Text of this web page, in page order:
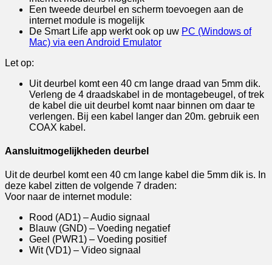
Een tweede deurbel en scherm toevoegen aan de
internet module is mogelijk
De Smart Life app werkt ook op uw PC (Windows of
Mac) via een Android Emulator
Let op:
Uit deurbel komt een 40 cm lange draad van 5mm dik.
Verleng de 4 draadskabel in de montagebeugel, of trek
de kabel die uit deurbel komt naar binnen om daar te
verlengen. Bij een kabel langer dan 20m. gebruik een
COAX kabel.
Aansluitmogelijkheden deurbel
Uit de deurbel komt een 40 cm lange kabel die 5mm dik is. In
deze kabel zitten de volgende 7 draden:
Voor naar de internet module:
Rood (AD1) – Audio signaal
Blauw (GND) – Voeding negatief
Geel (PWR1) – Voeding positief
Wit (VD1) – Video signaal